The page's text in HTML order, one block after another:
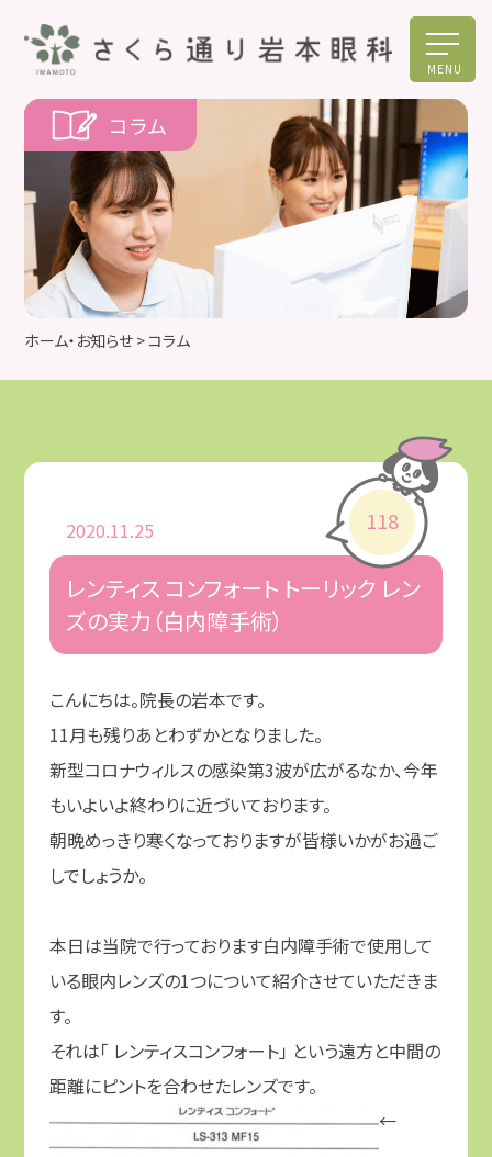
MENU
コラム
ホーム・お知らせ > コラム
2020.11.25 118
レンティス コンフォート トーリック レン
ズの実力（白内障手術）
こんにちは。院長の岩本です。
11月も残りあとわずかとなりました。
新型コロナウィルスの感染第3波が広がるなか、今年
もいよいよ終わりに近づいております。
朝晩めっきり寒くなっておりますが皆様いかがお過ご
しでしょうか。
本日は当院で行っております白内障手術で使用して
いる眼内レンズの1つについて紹介させていただきま
す。
それは「 レンティスコンフォート」 という遠方と中間の
距離にピントを合わせたレンズです。
←